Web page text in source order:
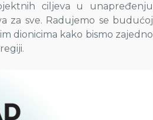
ciljeva u unapređenju
za sve. Radujemo se budućoj
dionicima kako bismo zajedno